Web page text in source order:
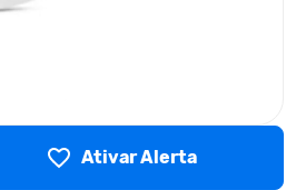
Ativar Alerta